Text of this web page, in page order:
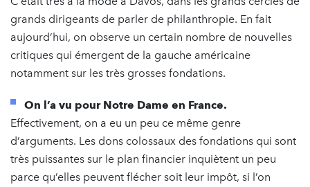
grands dirigeants de parler de philanthropie. En fait
aujourd’hui, on observe un certain nombre de nouvelles
critiques qui émergent de la gauche américaine
notamment sur les très grosses fondations.
On l’a vu pour Notre Dame en France.
Effectivement, on a eu un peu ce même genre
d’arguments. Les dons colossaux des fondations qui sont
très puissantes sur le plan financier inquiètent un peu
parce qu’elles peuvent flécher soit leur impôt, si l’on